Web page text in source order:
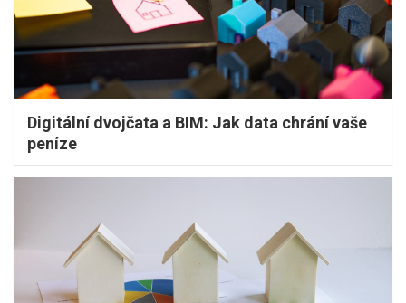
Digitální dvojčata a BIM: Jak data chrání vaše
peníze